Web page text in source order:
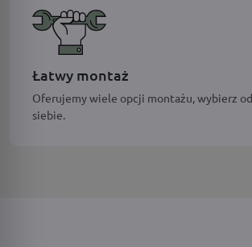
Łatwy montaż
Oferujemy wiele opcji montażu, wybierz
siebie.